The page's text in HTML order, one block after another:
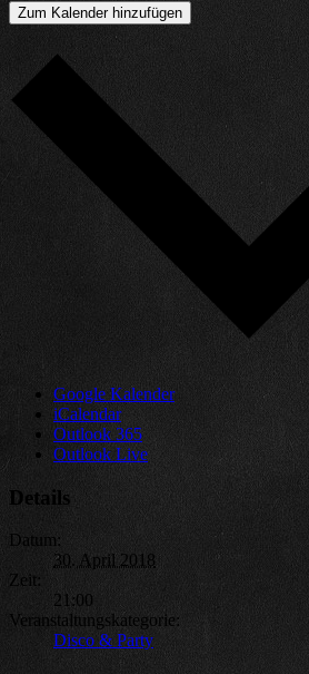
Zum Kalender hinzufügen
Google Kalender
iCalendar
Outlook 365
Outlook Live
Details
Datum:
30. April 2018
Zeit:
21:00
Veranstaltungskategorie:
Disco & Party